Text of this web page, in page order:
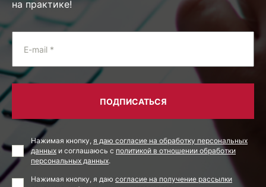
на практике!
E-mail *
ПОДПИСАТЬСЯ
Нажимая кнопку, я даю согласие на обработку персональных
данных и соглашаюсь с политикой в отношении обработки
персональных данных.
Нажимая кнопку, я даю согласие на получение рассылки